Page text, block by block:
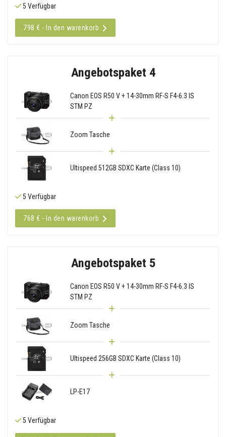
5 Verfügbar
798 € - In den warenkorb
Angebotspaket 4
Canon EOS R50 V + 14-30mm RF-S F4-6.3 IS
STM PZ
Zoom Tasche
Ultispeed 512GB SDXC Karte (Class 10)
5 Verfügbar
768 € - In den warenkorb
Angebotspaket 5
Canon EOS R50 V + 14-30mm RF-S F4-6.3 IS
STM PZ
Zoom Tasche
Ultispeed 256GB SDXC Karte (Class 10)
LP-E17
5 Verfügbar